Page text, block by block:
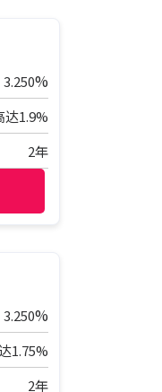
3.250%
达1.9%
2年
3.250%
1.75%
2年